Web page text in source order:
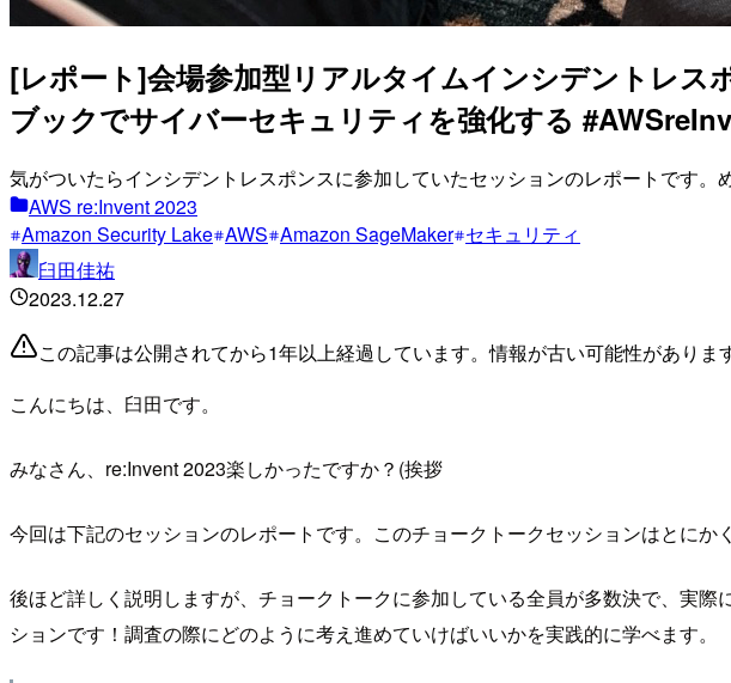
[レポート]会場参加型リアルタイムインシデントレ
ブックでサイバーセキュリティを強化する
気がついたらインシデントレスポンスに参加していたセッションのレポートです。
AWS re:Invent 2023
Amazon Security Lake AWS Amazon SageMaker セキュリティ
臼田佳祐
2023.12.27
この記事は公開されてから1年以上経過しています。情報が古い可能性がありま
こんにちは、臼田です。
みなさん、re:Invent 2023楽しかったですか？(挨拶
今回は下記のセッションのレポートです。このチョークトークセッションはとにか
後ほど詳しく説明しますが、チョークトークに参加している全員が多数決で、実
ションです！調査の際にどのように考え進めていけばいいかを実践的に学べます。